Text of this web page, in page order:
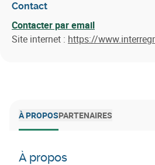
Contact
Contacter par email
Site internet : https://
À PROPOSPARTENAIRES
À propos